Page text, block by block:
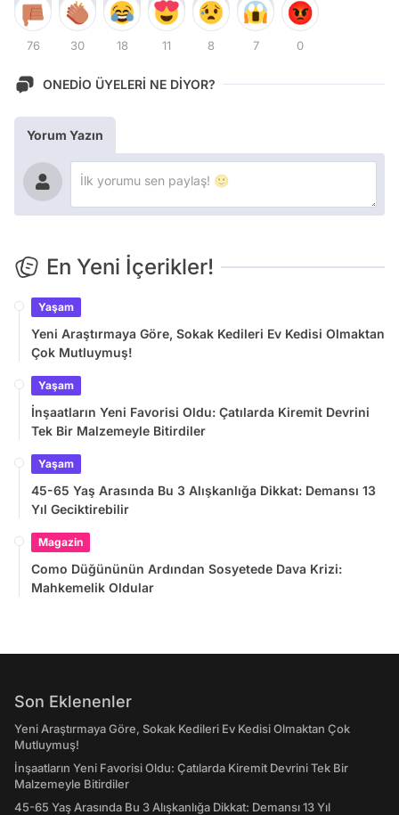
76 30 18 11 8 7 0
ONEDİO ÜYELERİ NE DİYOR?
Yorum Yazın
En Yeni İçerikler!
Yaşam
Yeni Araştırmaya Göre, Sokak Kedileri Ev Kedisi Olmaktan
Çok Mutluymuş!
Yaşam
İnşaatların Yeni Favorisi Oldu: Çatılarda Kiremit Devrini
Tek Bir Malzemeyle Bitirdiler
Yaşam
45-65 Yaş Arasında Bu 3 Alışkanlığa Dikkat: Demansı 13
Yıl Geciktirebilir
Magazin
Como Düğününün Ardından Sosyetede Dava Krizi:
Mahkemelik Oldular
Son Eklenenler
Yeni Araştırmaya Göre, Sokak Kedileri Ev Kedisi Olmaktan Çok
Mutluymuş!
İnşaatların Yeni Favorisi Oldu: Çatılarda Kiremit Devrini Tek Bir
Malzemeyle Bitirdiler
45-65 Yaş Arasında Bu 3 Alışkanlığa Dikkat: Demansı 13 Yıl